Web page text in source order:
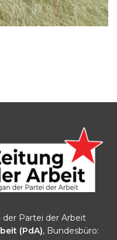
Partei der Arbeit
(PdA), Bundesbüro: